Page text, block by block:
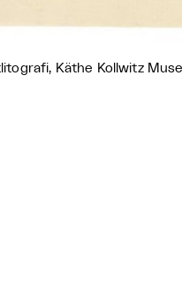
Käthe Kollwitz